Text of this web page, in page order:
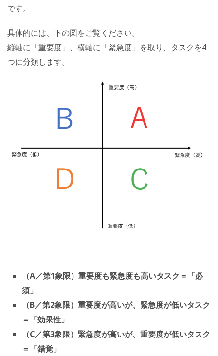
です。
具体的には、下の図をご覧ください。
縦軸に「重要度」、横軸に「緊急度」を取り、タスクを4
つに分類します。
（A／第1象限）重要度も緊急度も高いタスク＝「必
須」
（B／第2象限）重要度が高いが、緊急度が低いタスク
＝「効果性」
（C／第3象限）緊急度が高いが、重要度が低いタスク
＝「錯覚」